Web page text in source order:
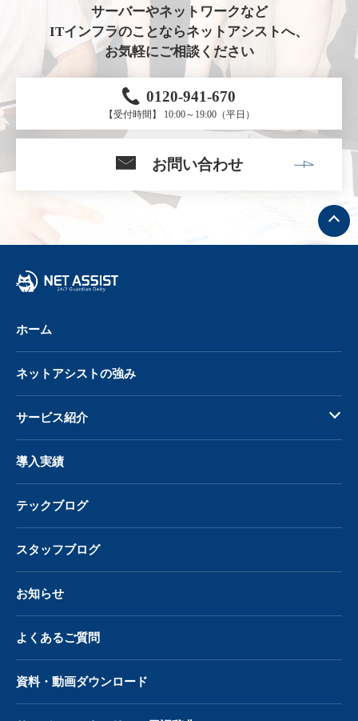
サーバーやネットワークなど
ITインフラのことならネットアシストへ、
お気軽にご相談ください
0120-941-670
【受付時間】 10:00～19:00（平日）
お問い合わせ
ト
ッ
プ
へ
ホーム
ネットアシストの強み
サービス紹介
導入実績
テックブログ
スタッフブログ
お知らせ
よくあるご質問
資料・動画ダウンロード